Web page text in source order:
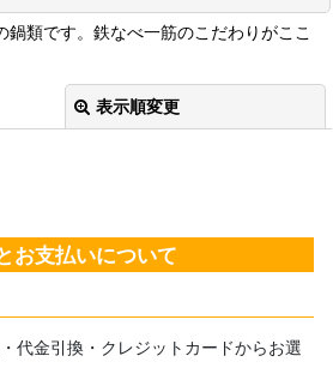
類です。鉄なべ一筋のこだわりがここ
表示順変更
お支払いについて
代金引換・クレジットカードからお選